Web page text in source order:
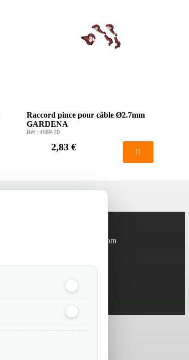
Raccord pince pour câble Ø2.7mm
GARDENA
Réf :4089-20
2,83 €
info@green-tech-shop.com